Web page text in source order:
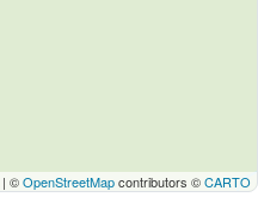
| ©OpenStreetMapcontributors ©CARTO